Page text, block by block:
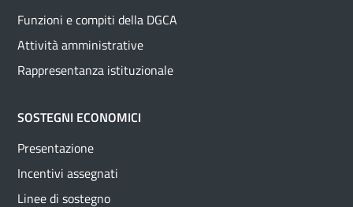
Funzioni e compiti della DGCA
Attività amministrative
Rappresentanza istituzionale
SOSTEGNI ECONOMICI
Presentazione
Incentivi assegnati
Linee di sostegno